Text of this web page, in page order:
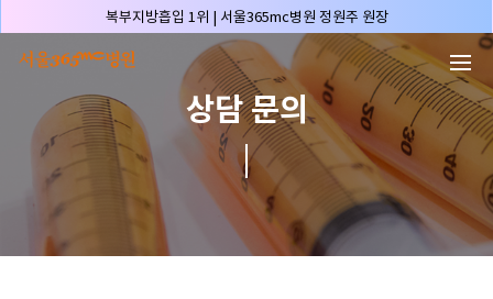
복부지방흡입 1위 | 서울365mc병원 정원주 원장
허파고리 1위 | 서울365mc병원 이성훈 부병원장(4개월 연속)
얼굴지방흡입 1위 | 서울365mc병원 서성익 원장(3년 연속)
배파가리 1위 | 서울365mc병원 서성익 원장
🏆대한민국 최대 15층 규모 지방흡입 특화 병원🏆
🏆대한민국 첫번째 '병원급' 지방흡입 병원🏆
🏆지방흡입 고객 만족도 99.9% 최고치 달성🏆
🏆대한민국 최다 지방흡입 케이스 370,884건🏆
상담 문의